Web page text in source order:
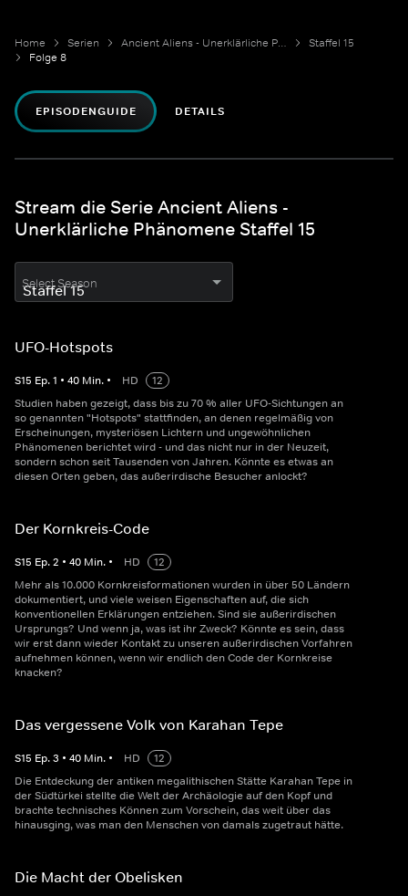
Home Serien Ancient Aliens - Unerklärliche Phänomene
Staffel 15
Folge 8
EPISODENGUIDE DETAILS
Stream die Serie Ancient Aliens -
Unerklärliche Phänomene Staffel 15
Select Season
UFO-Hotspots
S15 Ep.1 • 40 Min. • HD
12
Studien haben gezeigt, dass bis zu 70 % aller UFO-Sichtungen an
so genannten "Hotspots" stattfinden, an denen regelmäßig von
Erscheinungen, mysteriösen Lichtern und ungewöhnlichen
Phänomenen berichtet wird - und das nicht nur in der Neuzeit,
sondern schon seit Tausenden von Jahren. Könnte es etwas an
diesen Orten geben, das außerirdische Besucher anlockt?
Der Kornkreis-Code
S15 Ep.2 • 40 Min. • HD
12
Mehr als 10.000 Kornkreisformationen wurden in über 50 Ländern
dokumentiert, und viele weisen Eigenschaften auf, die sich
konventionellen Erklärungen entziehen. Sind sie außerirdischen
Ursprungs? Und wenn ja, was ist ihr Zweck? Könnte es sein, dass
wir erst dann wieder Kontakt zu unseren außerirdischen Vorfahren
aufnehmen können, wenn wir endlich den Code der Kornkreise
knacken?
Das vergessene Volk von Karahan Tepe
S15 Ep.3 • 40 Min. • HD
12
Die Entdeckung der antiken megalithischen Stätte Karahan Tepe in
der Südtürkei stellte die Welt der Archäologie auf den Kopf und
brachte technisches Können zum Vorschein, das weit über das
hinausging, was man den Menschen von damals zugetraut hätte.
Die Macht der Obelisken